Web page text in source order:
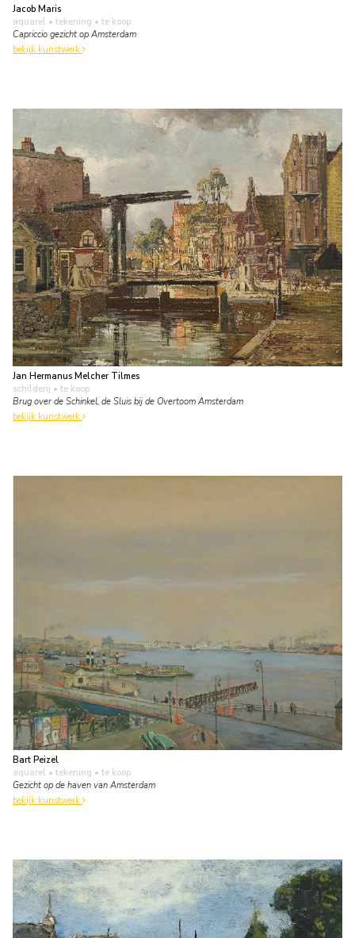
Jacob Maris
aquarel • tekening • te koop
Capriccio gezicht op Amsterdam
bekijk kunstwerk
Jan Hermanus Melcher Tilmes
schilderij • te koop
Brug over de Schinkel, de Sluis bij de Overtoom Amsterdam
bekijk kunstwerk
Bart Peizel
aquarel • tekening • te koop
Gezicht op de haven van Amsterdam
bekijk kunstwerk